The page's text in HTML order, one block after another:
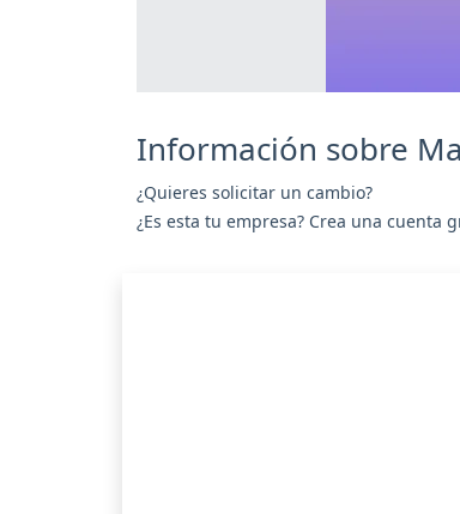
Información sobre
¿Quieres solicitar un cambio?
¿Es esta tu empresa? Crea una